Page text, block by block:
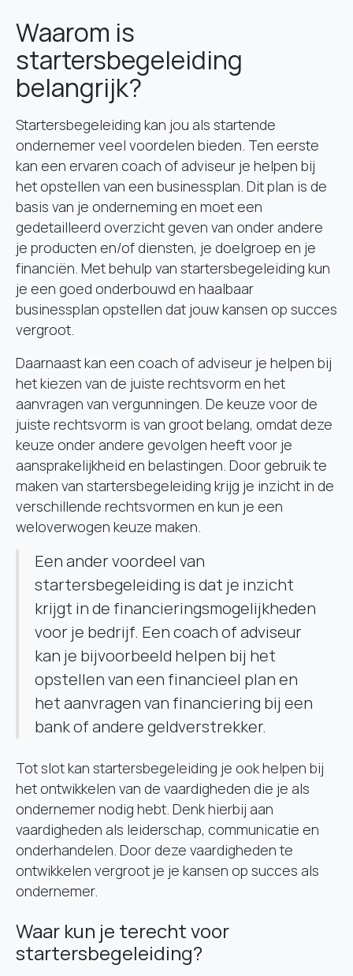
Waarom is
startersbegeleiding
belangrijk?
Startersbegeleiding kan jou als startende
ondernemer veel voordelen bieden. Ten eerste
kan een ervaren coach of adviseur je helpen bij
het opstellen van een businessplan. Dit plan is de
basis van je onderneming en moet een
gedetailleerd overzicht geven van onder andere
je producten en/of diensten, je doelgroep en je
financiën. Met behulp van startersbegeleiding kun
je een goed onderbouwd en haalbaar
businessplan opstellen dat jouw kansen op succes
vergroot.
Daarnaast kan een coach of adviseur je helpen bij
het kiezen van de juiste rechtsvorm en het
aanvragen van vergunningen. De keuze voor de
juiste rechtsvorm is van groot belang, omdat deze
keuze onder andere gevolgen heeft voor je
aansprakelijkheid en belastingen. Door gebruik te
maken van startersbegeleiding krijg je inzicht in de
verschillende rechtsvormen en kun je een
weloverwogen keuze maken.
Een ander voordeel van
startersbegeleiding is dat je inzicht
krijgt in de financieringsmogelijkheden
voor je bedrijf. Een coach of adviseur
kan je bijvoorbeeld helpen bij het
opstellen van een financieel plan en
het aanvragen van financiering bij een
bank of andere geldverstrekker.
Tot slot kan startersbegeleiding je ook helpen bij
het ontwikkelen van de vaardigheden die je als
ondernemer nodig hebt. Denk hierbij aan
vaardigheden als leiderschap, communicatie en
onderhandelen. Door deze vaardigheden te
ontwikkelen vergroot je je kansen op succes als
ondernemer.
Waar kun je terecht voor
startersbegeleiding?